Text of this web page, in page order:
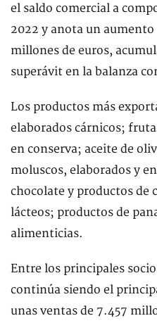
el saldo comercial a
2022 y anota un aumento
millones de euros,
superávit en la balanza
Los productos más
elaborados cárnicos;
en conserva; aceite de
moluscos, elaborados y
chocolate y productos
lácteos; productos de
alimenticias.
Entre los principales
continúa siendo el
unas ventas de 7.457